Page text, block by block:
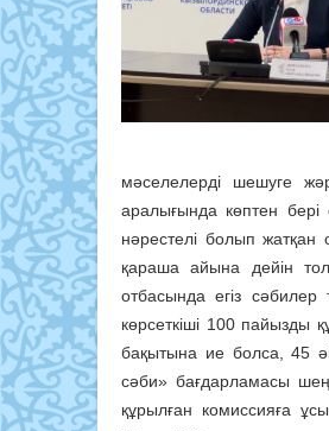
мәселелерді шешуге
аралығында көптен
нәрестелі болып
қараша айына дейін
отбасында егіз
көрсеткіші 100 пайызды
бақытына ие болса, 45
сәби» бағдарламасы
құрылған комиссияға